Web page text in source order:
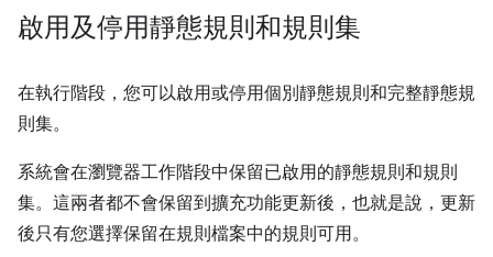
啟用及停用靜態規則和規則集
在執行階段，您可以啟用或停用個別靜態規則和完整靜態規
則集。
系統會在瀏覽器工作階段中保留已啟用的靜態規則和規則
集。這兩者都不會保留到擴充功能更新後，也就是說，更新
後只有您選擇保留在規則檔案中的規則可用。